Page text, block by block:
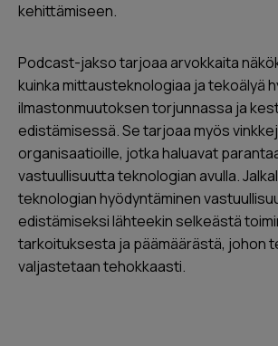
kehittämiseen.
Podcast-jakso tarjoaa arvokkaita
kuinka mittausteknologiaa ja tekoälyä
ilmastonmuutoksen torjunnassa ja
edistämisessä. Se tarjoaa myös
organisaatioille, jotka haluavat
vastuullisuutta teknologian avulla.
teknologian hyödyntäminen
edistämiseksi lähteekin selkeästä
tarkoituksesta ja päämäärästä, johon
valjastetaan tehokkaasti.